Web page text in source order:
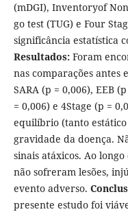
(mDGI), Inventoryof
go test (TUG) e Four
significância estatística
Resultados: Foram
nas comparações antes
SARA (p = 0,006), EEB
= 0,006) e 4Stage (p =
equilíbrio (tanto
gravidade da doença.
sinais atáxicos. Ao
não sofreram lesões,
evento adverso.
presente estudo foi